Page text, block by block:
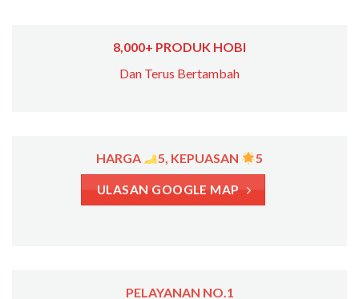
8,000+ PRODUK HOBI
Dan Terus Bertambah
HARGA 5, KEPUASAN 5
ULASAN GOOGLE MAP
PELAYANAN NO.1